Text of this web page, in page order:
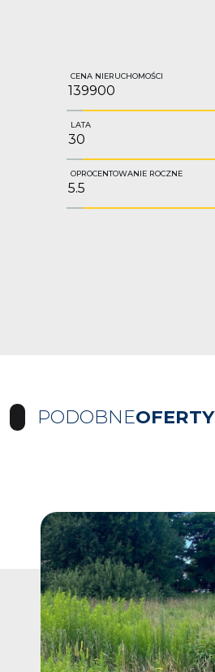
CENA NIERUCHOMOŚCI
LATA
OPROCENTOWANIE ROCZNE
PODOBNEOFERTY